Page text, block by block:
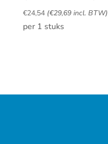
€24,54 (€29,69incl. BTW)
per 1 stuks